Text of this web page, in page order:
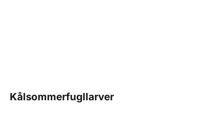
Kålsommerfugllarver